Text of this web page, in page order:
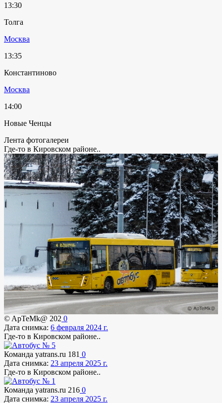
13:30
Толга
Москва
13:35
Константиново
Москва
14:00
Новые Ченцы
Лента фотогалереи
Где-то в Кировском районе..
© ApTeMk@ 202 0
Дата снимка: 6 февраля 2024 г.
Где-то в Кировском районе..
Команда yatrans.ru 181 0
Дата снимка: 23 апреля 2025 г.
Где-то в Кировском районе..
Команда yatrans.ru 216 0
Дата снимка: 23 апреля 2025 г.